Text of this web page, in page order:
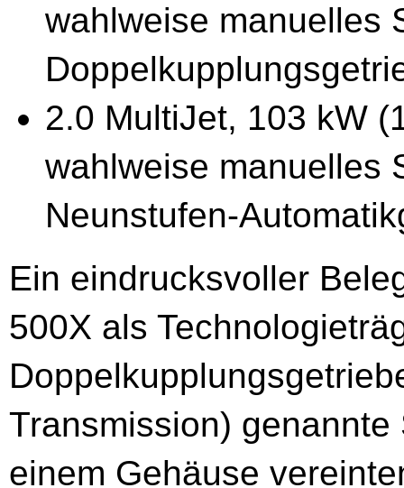
wahlweise manuelles
2.0 MultiJet, 103 kW
wahlweise manuelles
Neunstufen-
Ein eindrucksvoller
500X als
Transmission)
einem Gehäuse